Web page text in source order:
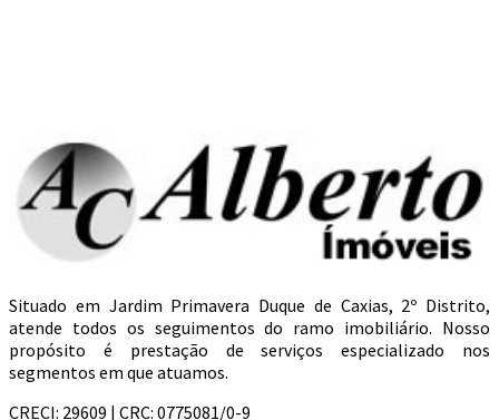
Situado em Jardim Primavera Duque de Caxias, 2º Distrito,
atende todos os seguimentos do ramo imobiliário. Nosso
propósito é prestação de serviços especializado nos
segmentos em que atuamos.
CRECI: 29609 | CRC: 0775081/0-9